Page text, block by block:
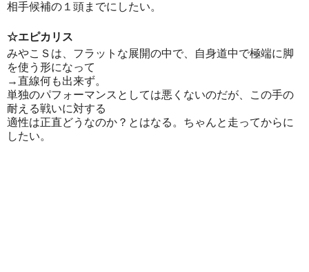
相手候補の１頭までにしたい。
☆エピカリス
みやこＳは、フラットな展開の中で、自身道中で極端に脚
を使う形になって
→直線何も出来ず。
単独のパフォーマンスとしては悪くないのだが、この手の
耐える戦いに対する
適性は正直どうなのか？とはなる。ちゃんと走ってからに
したい。